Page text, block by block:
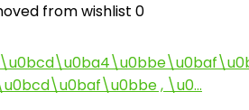
from wishlist 0